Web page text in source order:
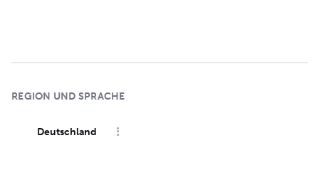
REGION UND SPRACHE
Deutschland